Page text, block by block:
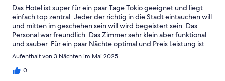
Das Hotel ist super für ein paar Tage Tokio geeignet und liegt
einfach top zentral. Jeder der richtig in die Stadt eintauchen will
und mitten im geschehen sein will wird begeistert sein. Das
Personal war freundlich. Das Zimmer sehr klein aber funktional
und sauber. Für ein paar Nächte optimal und Preis Leistung ist
hier top.
Aufenthalt von 3 Nächten im Mai 2025
0